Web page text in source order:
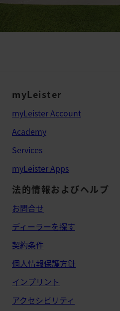
myLeister
myLeister Account
Academy
Services
myLeister Apps
法的情報およびヘルプ
お問合せ
ディーラーを探す
契約条件
個人情報保護方針
インプリント
アクセシビリティ